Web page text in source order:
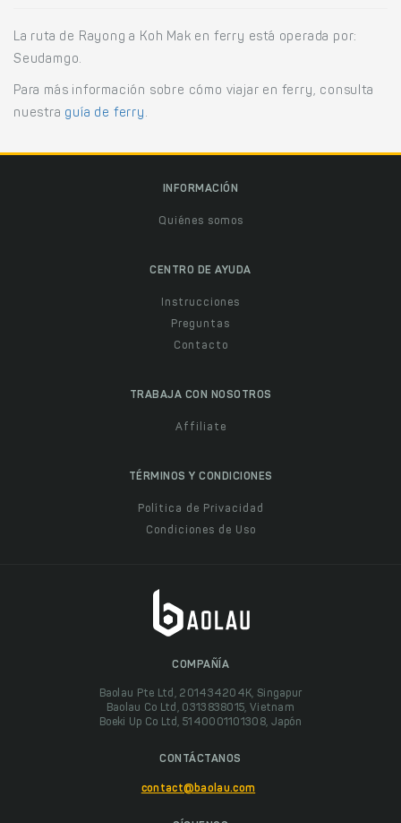
La ruta de Rayong a Koh Mak en ferry está operada por:
Seudamgo.
Para más información sobre cómo viajar en ferry, consulta
nuestra guía de ferry .
INFORMACIÓN
Quiénes somos
CENTRO DE AYUDA
Instrucciones
Preguntas
Contacto
TRABAJA CON NOSOTROS
Affiliate
TÉRMINOS Y CONDICIONES
Política de Privacidad
Condiciones de Uso
COMPAÑÍA
Baolau Pte Ltd, 201434204K, Singapur
Baolau Co Ltd, 0313838015, Vietnam
Boeki Up Co Ltd, 5140001101308, Japón
CONTÁCTANOS
contact@baolau.com